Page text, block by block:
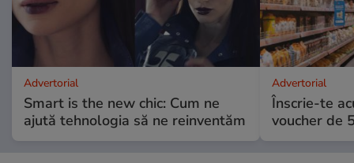
Advertorial
Smart is the new chic: Cum ne
ajută tehnologia să ne reinventăm
Advertorial
Înscrie-te
voucher de